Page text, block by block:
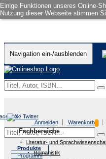
Einige Funktionen unseres Online-
Nutzung dieser Webseite stimmen
Navigation ein-/ausblenden
Anmelden Warenkorb
Produkte
Programm
Fachbereiche
Literatur- und
Romanistik